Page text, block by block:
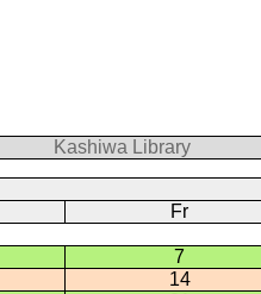
Kashiwa Library
Fr
7
14